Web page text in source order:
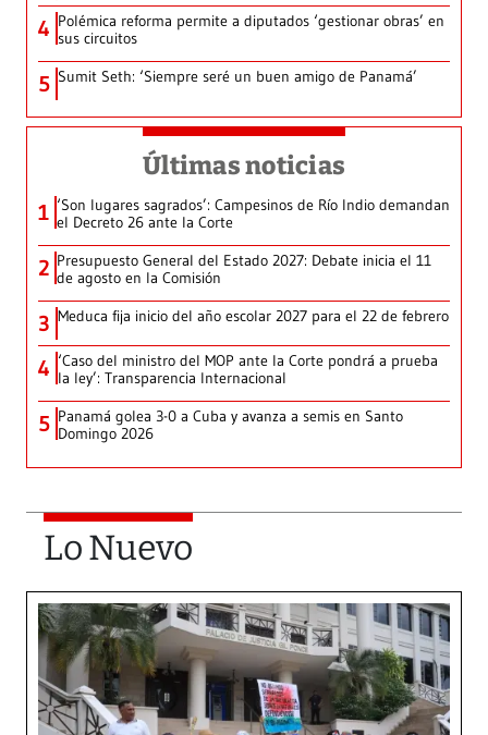
4 Polémica reforma permite a diputados ‘gestionar obras’ en
sus circuitos
5 Sumit Seth: ‘Siempre seré un buen amigo de Panamá’
Últimas noticias
1 ‘Son lugares sagrados’: Campesinos de Río Indio demandan
el Decreto 26 ante la Corte
2 Presupuesto General del Estado 2027: Debate inicia el 11
de agosto en la Comisión
3 Meduca fija inicio del año escolar 2027 para el 22 de febrero
4 ‘Caso del ministro del MOP ante la Corte pondrá a prueba
la ley’: Transparencia Internacional
5 Panamá golea 3-0 a Cuba y avanza a semis en Santo
Domingo 2026
Lo Nuevo